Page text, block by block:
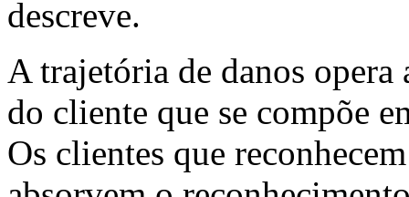
descreve.
A trajetória de danos
do cliente que se compõe
Os clientes que